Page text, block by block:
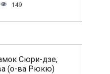
149
Сюри-дзе,
(о-ва Рюкю)